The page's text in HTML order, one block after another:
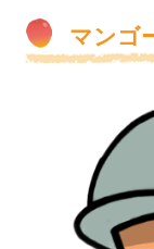
マンゴ